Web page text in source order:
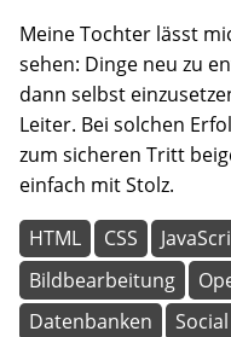
Meine Tochter lässt
sehen: Dinge neu zu
dann selbst
Leiter. Bei solchen
zum sicheren Tritt
einfach mit Stolz.
HTML CSS
Bildbearbeitung
Datenbanken